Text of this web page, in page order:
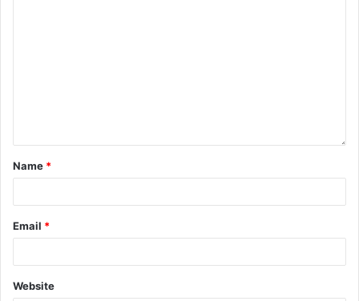
Name *
Email *
Website